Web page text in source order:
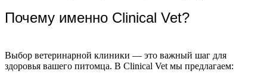
Почему именно Clinical Vet?
Выбор ветеринарной клиники — это важный шаг для
здоровья вашего питомца. В Clinical Vet мы предлагаем: